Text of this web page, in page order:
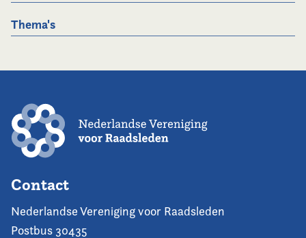
Thema's
Contact
Nederlandse Vereniging voor Raadsleden
Postbus 30435